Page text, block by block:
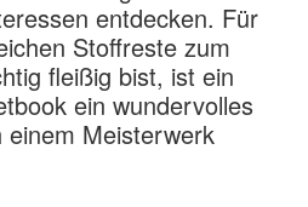
entdecken. Für
Stoffreste zum
fleißig bist, ist ein
ein wundervolles
einem Meisterwerk